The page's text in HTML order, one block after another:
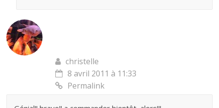
christelle
8 avril 2011 à 11:33
Permalink